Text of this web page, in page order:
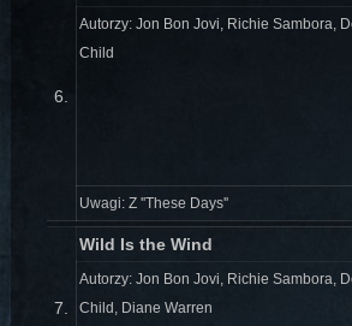
6.
Autorzy: Jon Bon Jovi, Richie Sambora,
Child
Uwagi: Z ''These Days''
7.
Wild Is the Wind
Autorzy: Jon Bon Jovi, Richie Sambora,
Child, Diane Warren